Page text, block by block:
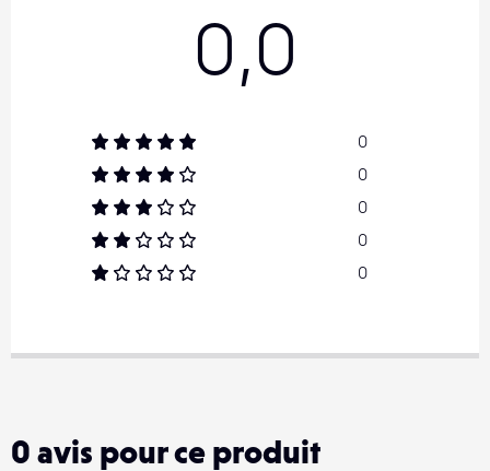
0,0
0
0
0
0
0
0 avis pour ce produit